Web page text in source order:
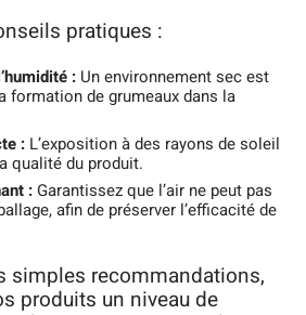
pratiques :
: Un environnement sec est
formation de grumeaux dans la
: L’exposition à des rayons de soleil
qualité du produit.
: Garantissez que l’air ne peut pas
afin de préserver l’efficacité de
simples recommandations,
produits un niveau de